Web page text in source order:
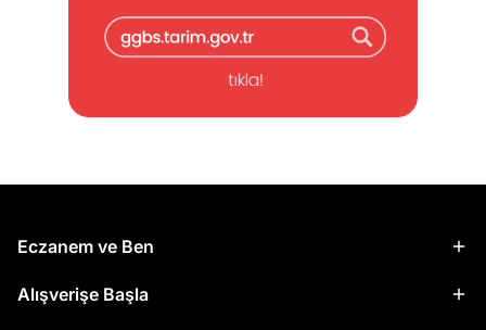
Eczanem ve Ben
Alışverişe Başla